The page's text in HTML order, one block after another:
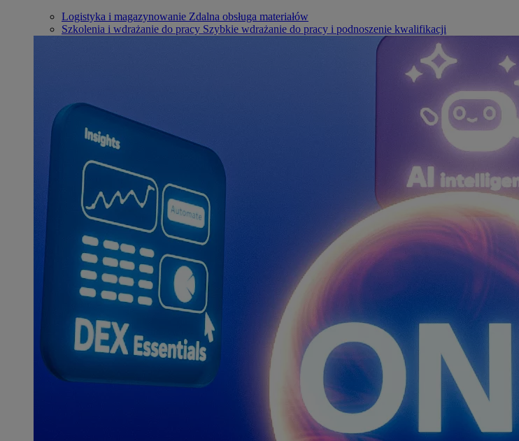
Logistyka i magazynowanie Zdalna obsługa materiałów
Szkolenia i wdrażanie do pracy Szybkie wdrażanie do pracy i podnoszenie kwalifikacji